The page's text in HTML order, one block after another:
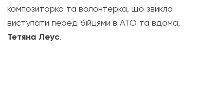
композиторка та волонтерка, що звикла
виступати перед бійцями в АТО та вдома,
Тетяна Леус.